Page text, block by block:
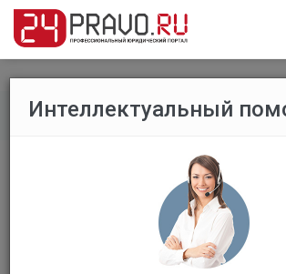
Главная / Услуги юриста -
Показано 0 заданий
Открыть форму
Интеллектуальный